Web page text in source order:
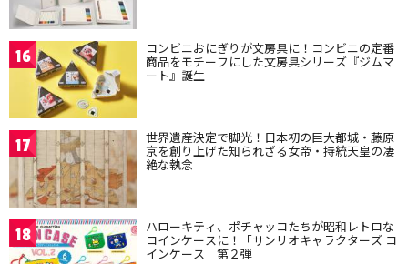
16 コンビニおにぎりが文房具に！コンビニの定番
商品をモチーフにした文房具シリーズ『ジムマ
ート』誕生
17 世界遺産決定で脚光！日本初の巨大都城・藤原
京を創り上げた知られざる女帝・持統天皇の凄
絶な執念
18 ハローキティ、ポチャッコたちが昭和レトロな
コインケースに！「サンリオキャラクターズ コ
インケース」第２弾